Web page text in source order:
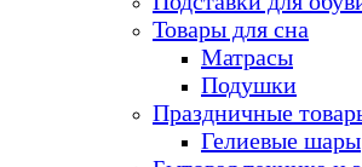
Товары для сна
Матрасы
Подушки
Праздничные
Гелиевые шары